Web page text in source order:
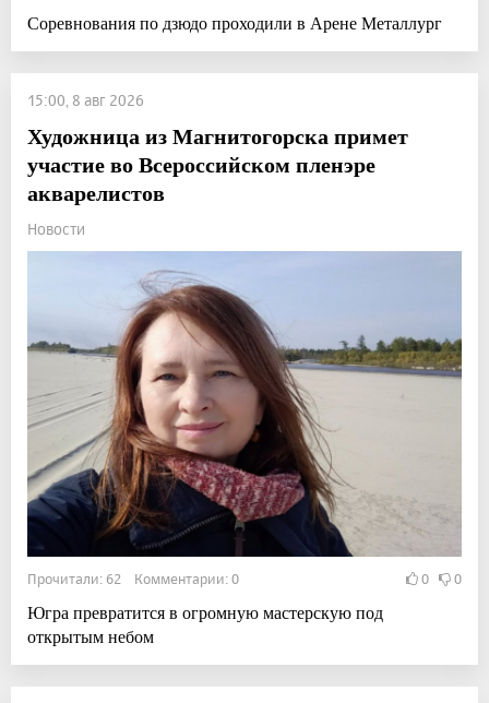
Соревнования по дзюдо проходили в Арене Металлург
15:00, 8 авг 2026
Художница из Магнитогорска примет
участие во Всероссийском пленэре
акварелистов
Новости
Прочитали: 62 Комментарии: 0 0 0
Югра превратится в огромную мастерскую под
открытым небом